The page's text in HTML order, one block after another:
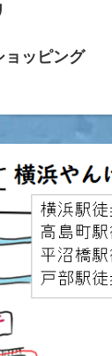
ョッピング